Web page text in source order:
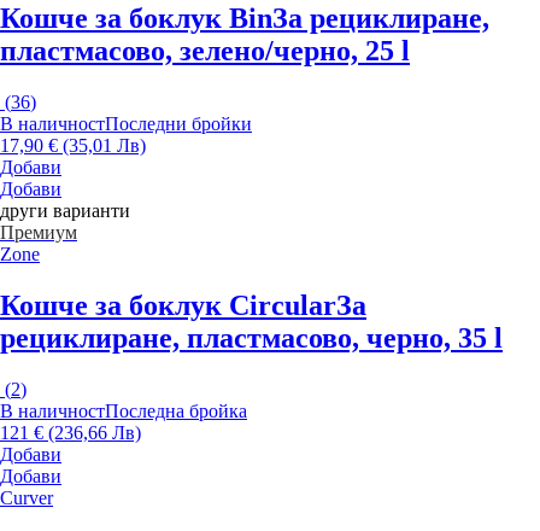
Кошче за боклук BinЗа рециклиране,
пластмасово, зелено/черно, 25 l
(36)
В наличностПоследни бройки
17,90 € (35,01 Лв)
Добави
Добави
други варианти
Премиум
Zone
Кошче за боклук CircularЗа
рециклиране, пластмасово, черно, 35 l
(2)
В наличностПоследна бройка
121 € (236,66 Лв)
Добави
Добави
Curver